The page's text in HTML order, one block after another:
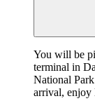
You will be
terminal in
National
arrival,